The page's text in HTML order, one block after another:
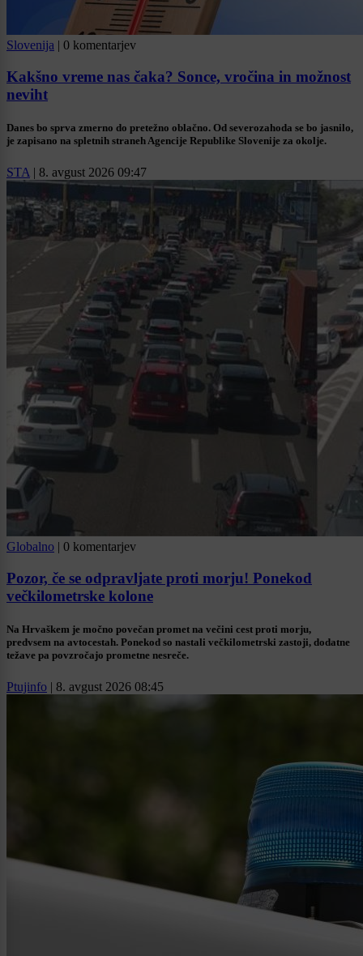
Slovenija | 0 komentarjev
Kakšno vreme nas čaka? Sonce, vročina in možnost
neviht
Danes bo sprva zmerno do pretežno oblačno. Od severozahoda se bo jasnilo,
je zapisano na spletnih straneh Agencije Republike Slovenije za okolje.
STA | 8. avgust 2026 09:47
Globalno | 0 komentarjev
Pozor, če se odpravljate proti morju! Ponekod
večkilometrske kolone
Na Hrvaškem je močno povečan promet na večini cest proti morju,
predvsem na avtocestah. Ponekod so nastali večkilometrski zastoji, dodatne
težave pa povzročajo prometne nesreče.
Ptujinfo | 8. avgust 2026 08:45